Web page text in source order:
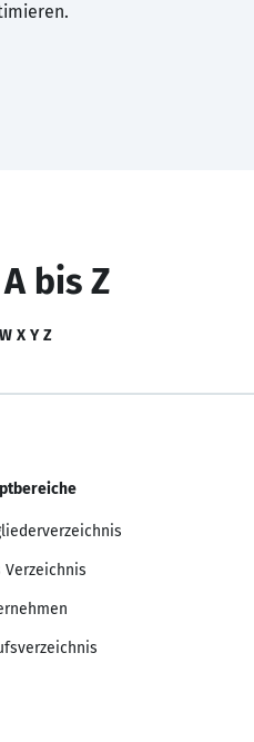
bis Z
W X Y Z
Verzeichnis